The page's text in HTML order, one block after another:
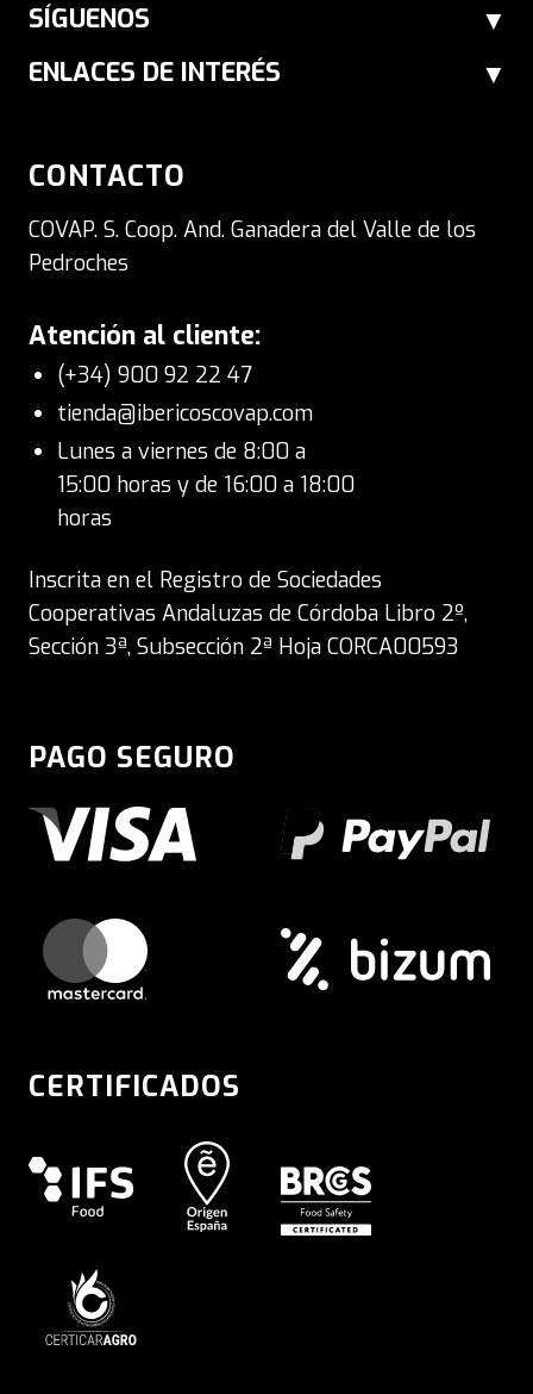
SÍGUENOS
ENLACES DE INTERÉS
CONTACTO
COVAP. S. Coop. And. Ganadera del Valle de los
Pedroches
Atención al cliente:
(+34) 900 92 22 47
tienda@ibericoscovap.com
Lunes a viernes de 8:00 a
15:00 horas y de 16:00 a 18:00
horas
Inscrita en el Registro de Sociedades
Cooperativas Andaluzas de Córdoba Libro 2º,
Sección 3ª, Subsección 2ª Hoja CORCA00593
PAGO SEGURO
CERTIFICADOS